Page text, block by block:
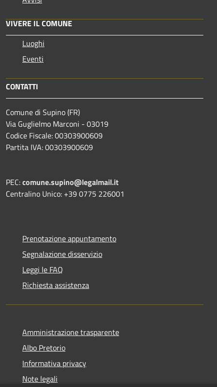
VIVERE IL COMUNE
Luoghi
Eventi
CONTATTI
Comune di Supino (FR)
Via Guglielmo Marconi - 03019
Codice Fiscale: 00303900609
Partita IVA: 00303900609
PEC:comune.supino@legalmail.it
Centralino Unico: +39 0775 226001
Prenotazione appuntamento
Segnalazione disservizio
Leggi le FAQ
Richiesta assistenza
Amministrazione trasparente
Albo Pretorio
Informativa privacy
Note legali